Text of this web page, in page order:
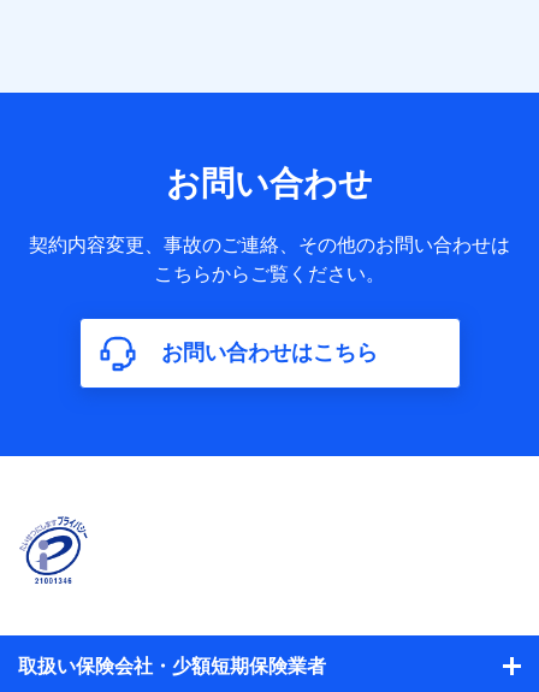
送信履歴などの情報）が含まれます。
約に関する情報。例として、保険契約者及び被保険者の氏
名、住所、生年月日、性別、保険契約者と被保険者の関係、
保険加入の目的、保険商品の内容、保険料、保険料のお支払
年数などの情報、ペットの種類や年齢などの情報などが含ま
れます。
【共同して利用する者の範囲】
株式会社NTTドコモ
当社又は株式会社NTTドコモが提供する保険関連サービスに
おけるユーザ登録受付および管理のため
当社又は株式会社NTTドコモと取引のあるもしくは委託を受
れらに付帯、関連する当社、株式会社NTTドコモおよび提携
会社のサービスを案内、提供するため
お問い合わせ
契約内容変更、事故のご連絡、その他のお問い合わせは
こちらからご覧ください。
お問い合わせはこちら
取扱い保険会社・少額短期保険業者